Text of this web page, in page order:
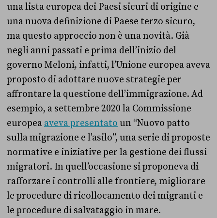
una lista europea dei Paesi sicuri di origine e
una nuova definizione di Paese terzo sicuro,
ma questo approccio non è una novità. Già
negli anni passati e prima dell’inizio del
governo Meloni, infatti, l’Unione europea aveva
proposto di adottare nuove strategie per
affrontare la questione dell’immigrazione. Ad
esempio, a settembre 2020 la Commissione
europea aveva presentato un “Nuovo patto
sulla migrazione e l’asilo”, una serie di proposte
normative e iniziative per la gestione dei flussi
migratori. In quell’occasione si proponeva di
rafforzare i controlli alle frontiere, migliorare
le procedure di ricollocamento dei migranti e
le procedure di salvataggio in mare.